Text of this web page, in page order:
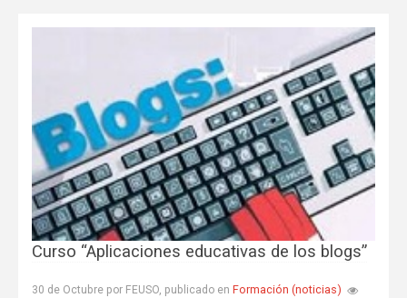
Curso “Aplicaciones educativas de los blogs”
30 de Octubre por FEUSO, publicado en Formación (noticias)